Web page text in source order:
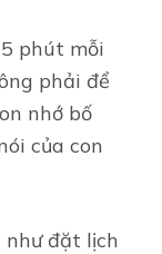
phút mỗi
phải để
nhớ bố
của con
như đặt lịch